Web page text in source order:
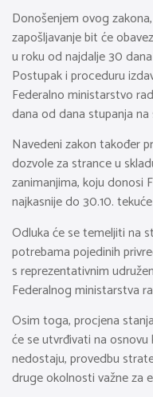
Donošenjem ovog
zapošljavanje bit će
u roku od najdalje 30
Postupak i proceduru
Federalno ministarstvo
dana od dana stupanja na
Navedeni zakon također
dozvole za strance u
zanimanjima, koju donosi
najkasnije do 30.10.
Odluka će se temeljiti na
potrebama pojedinih
s reprezentativnim
Federalnog ministarstva
Osim toga, procjena
će se utvrđivati na
nedostaju, provedbu
druge okolnosti važne za